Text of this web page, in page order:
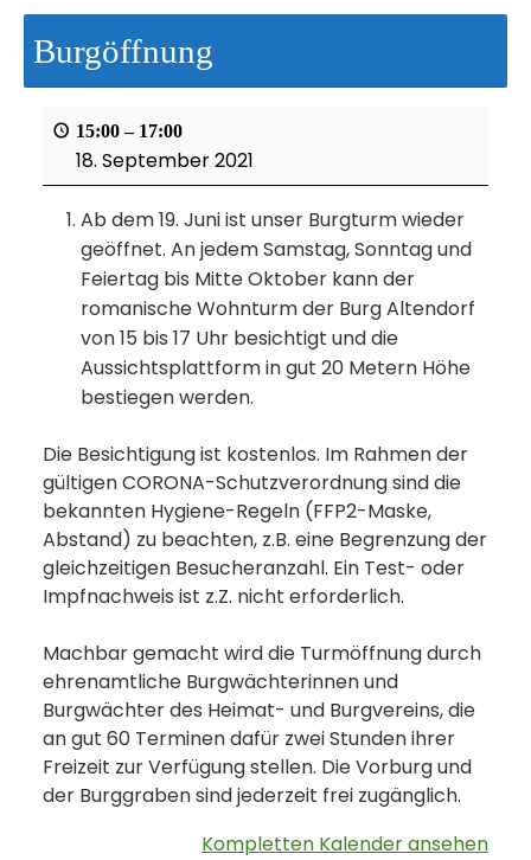
Burgöffnung
15:00 – 17:00
18. September 2021
Ab dem 19. Juni ist unser Burgturm wieder
geöffnet. An jedem Samstag, Sonntag und
Feiertag bis Mitte Oktober kann der
romanische Wohnturm der Burg Altendorf
von 15 bis 17 Uhr besichtigt und die
Aussichtsplattform in gut 20 Metern Höhe
bestiegen werden.
Die Besichtigung ist kostenlos. Im Rahmen der
gültigen CORONA-Schutzverordnung sind die
bekannten Hygiene-Regeln (FFP2-Maske,
Abstand) zu beachten, z.B. eine Begrenzung der
gleichzeitigen Besucheranzahl. Ein Test- oder
Impfnachweis ist z.Z. nicht erforderlich.
Machbar gemacht wird die Turmöffnung durch
ehrenamtliche Burgwächterinnen und
Burgwächter des Heimat- und Burgvereins, die
an gut 60 Terminen dafür zwei Stunden ihrer
Freizeit zur Verfügung stellen. Die Vorburg und
der Burggraben sind jederzeit frei zugänglich.
Kompletten Kalender ansehen